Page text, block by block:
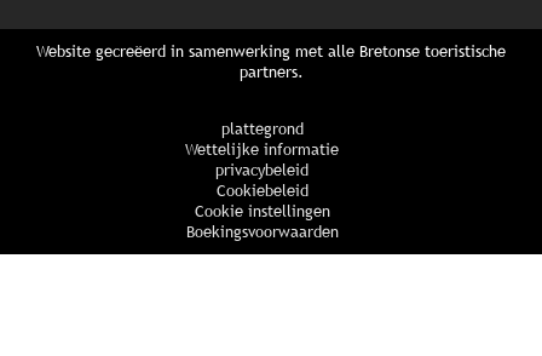
Website gecreëerd in samenwerking met alle Bretonse toeristische
partners.
plattegrond
Wettelijke informatie
privacybeleid
Cookiebeleid
Cookie instellingen
Boekingsvoorwaarden